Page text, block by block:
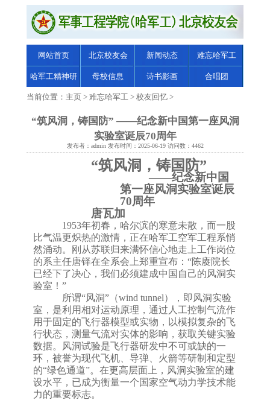
网站首页 北京校友会 新闻动态 难忘哈军工
哈军工精神研
究
母校信息 诗书影画 合唱团
当前位置： 主页 > 难忘哈军工 > 校友回忆 >
“筑风洞，铸国防” ——纪念新中国第一座风洞
实验室诞辰70周年
发布者：admin 发布时间：2025-06-19 访问数：4462
“筑风洞，铸国防”
——纪念新中国
第一座风洞实验室诞辰
70周年
唐瓦加
1953年初春，哈尔滨的寒意未散，而一股
比气温更炽热的激情，正在哈军工空军工程系悄
然涌动。
刚从苏联归来满怀信心地走上工作岗位
的系主任唐铎在全系会上郑重宣布： “陈赓院长
已经下了决心，我们必须建成中国自己的风洞实
验室！ ”
所谓“风洞”（wind tunnel），即风洞实验
室，是利用相对运动原理，通过人工控制气流作
用于固定的飞行器模型或实物，以模拟复杂的飞
行状态，测量气流对实体的影响，获取关键实验
数据。风洞试验是飞行器研发中不可或缺的一
环，被誉为现代飞机、导弹、火箭等研制和定型
的“绿色通道”。在更高层面上，风洞实验室的建
设水平，已成为衡量一个国家空气动力学技术能
力的重要标志。